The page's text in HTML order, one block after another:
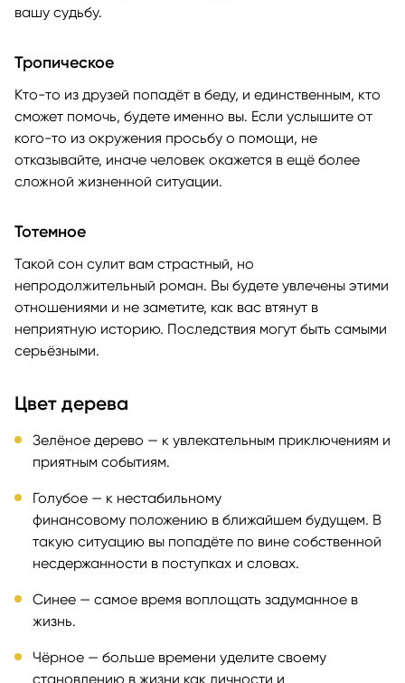
вашу судьбу.
Тропическое
Кто-то из друзей попадёт в беду, и единственным, кто
сможет помочь, будете именно вы. Если услышите от
кого-то из окружения просьбу о помощи, не
отказывайте, иначе человек окажется в ещё более
сложной жизненной ситуации.
Тотемное
Такой сон сулит вам страстный, но
непродолжительный роман. Вы будете увлечены этими
отношениями и не заметите, как вас втянут в
неприятную историю. Последствия могут быть самыми
серьёзными.
Цвет дерева
Зелёное дерево — к увлекательным приключениям и
приятным событиям.
Голубое — к нестабильному
финансовому положению в ближайшем будущем. В
такую ситуацию вы попадёте по вине собственной
несдержанности в поступках и словах.
Синее — самое время воплощать задуманное в
жизнь.
Чёрное — больше времени уделите своему
становлению в жизни как личности и